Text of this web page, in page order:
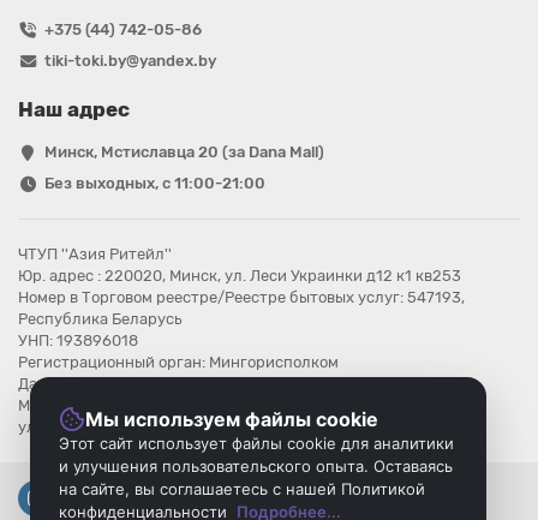
+375 (44) 742-05-86
tiki-toki.by@yandex.by
Наш адрес
Минск, Мстиславца 20 (за Dana Mall)
Без выходных, с 11:00-21:00
ЧТУП ''Азия Ритейл''
Юр. адрес : 220020, Минск, ул. Леси Украинки д12 к1 кв253
Номер в Торговом реестре/Реестре бытовых услуг: 547193,
Республика Беларусь
УНП: 193896018
Регистрационный орган: Мингорисполком
Дата регистрации компании: 08.08.2025
Местонахождение книги замечаний и предложений: г.Минск,
ул.Мстиславца 20Мы используем файлы cookie
Этот сайт использует файлы cookie для аналитики
и улучшения пользовательского опыта. Оставаясь
на сайте, вы соглашаетесь с нашей Политикой
конфиденциальности
Подробнее...